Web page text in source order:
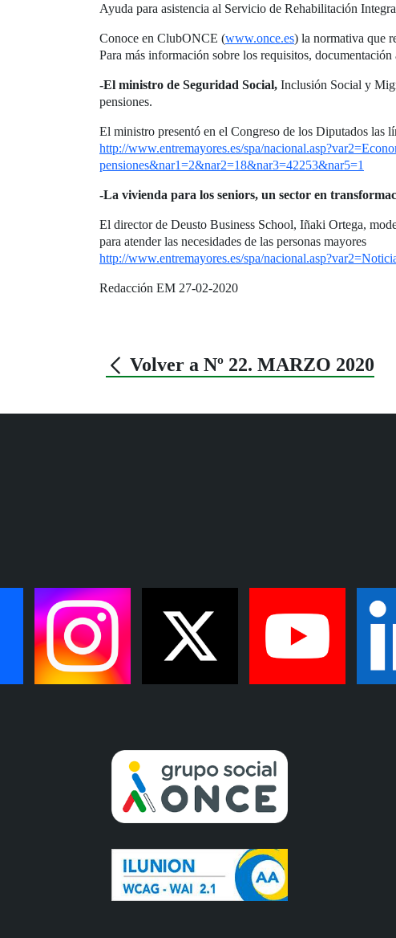
Ayuda para asistencia al Servicio de Rehabilitación
Conoce en ClubONCE (www.once.es) la normativa que
Para más información sobre los requisitos,
-El ministro de Seguridad Social, Inclusión Social y
pensiones.
El ministro presentó en el Congreso de los Diputados las
http://www.entremayores.es/spa/
pensiones&nar1=2&nar2=18&nar3=42253&nar5=1
-La vivienda para los seniors, un sector en
El director de Deusto Business School, Iñaki Ortega,
para atender las necesidades de las personas mayores
http://www.entremayores.es/spa/
Redacción EM 27-02-2020
Volver a Nº 22. MARZO 2020